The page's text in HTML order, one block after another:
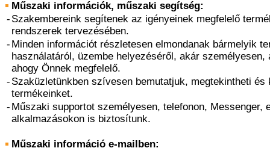
Műszaki információk, műszaki segítség:
- Szakembereink segítenek az igényeinek megfelelő
rendszerek tervezésében.
- Minden információt részletesen elmondanak bármelyik
használatáról, üzembe helyezéséről, akár személyesen,
ahogy Önnek megfelelő.
- Szaküzletünkben szívesen bemutatjuk, megtekintheti és
termékeinket.
- Műszaki supportot személyesen, telefonon, Messenger,
alkalmazásokon is biztosítunk.
Műszaki információ e-mailben: